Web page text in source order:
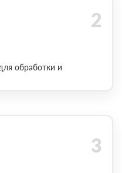
обработки и